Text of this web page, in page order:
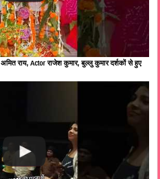
राय, Actor राजेश कुमार, बुल्लु कुमार दर्शकों से हुए